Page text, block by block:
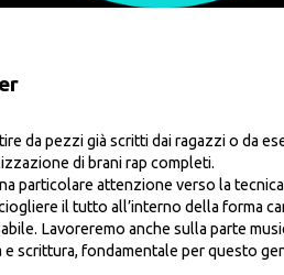
da pezzi già scritti dai ragazzi o da
di brani rap completi.
particolare attenzione verso la
il tutto all’interno della forma
Lavoreremo anche sulla parte
e scrittura, fondamentale per questo